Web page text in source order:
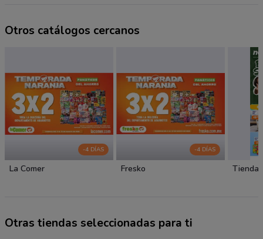
Otros catálogos cercanos
-4 DÍAS
La Comer
-4 DÍAS
Fresko
Otras tiendas seleccionadas para ti